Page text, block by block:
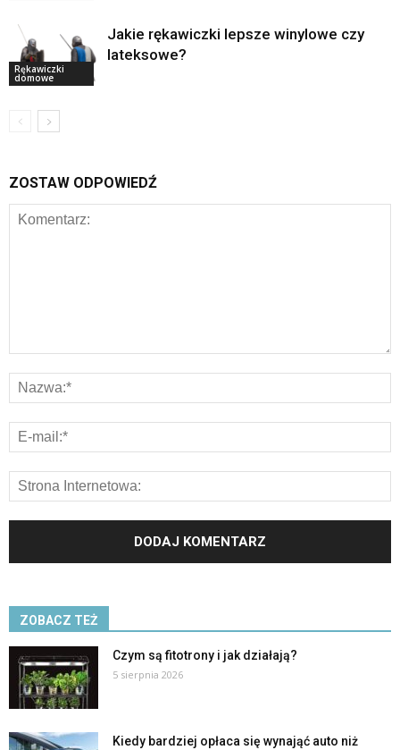
Rękawiczki
domowe
Jakie rękawiczki lepsze winylowe czy
lateksowe?
ZOSTAW ODPOWIEDŹ
ZOBACZ TEŻ
Czym są fitotrony i jak działają?
5 sierpnia 2026
Kiedy bardziej opłaca się wynająć auto niż